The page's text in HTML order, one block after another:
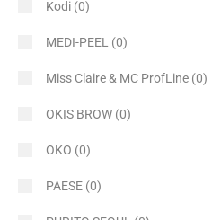
Kodi (0)
MEDI-PEEL (0)
Miss Claire & MC ProfLine (0)
OKIS BROW (0)
OKO (0)
PAESE (0)